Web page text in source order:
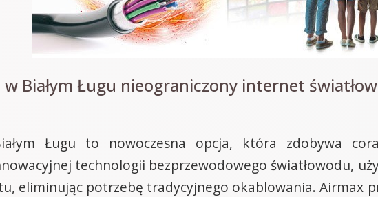
Białym Ługu nieograniczony internet
Ługu to nowoczesna opcja, która zdobywa
technologii bezprzewodowego światłowodu,
eliminując potrzebę tradycyjnego okablowania. Airmax